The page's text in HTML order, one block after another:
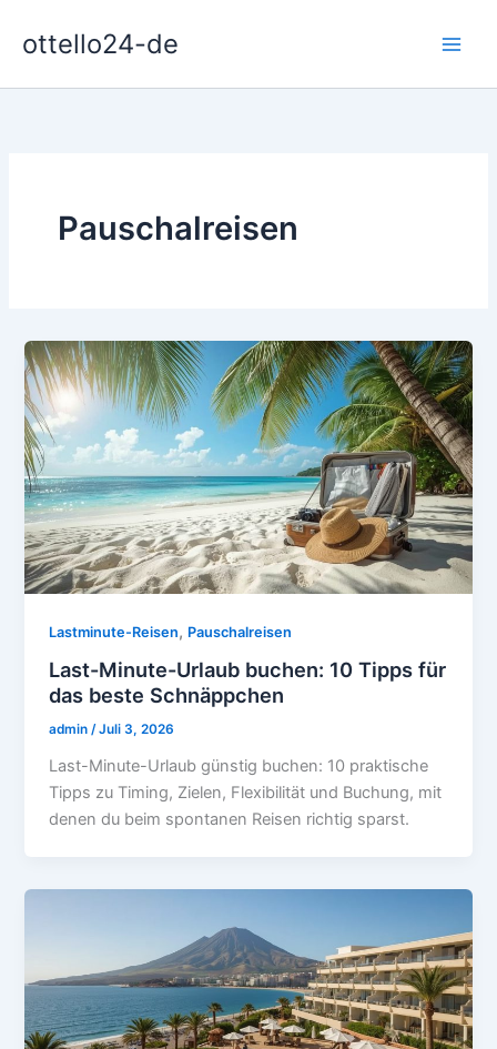
Inhaltottello24-de
Pauschalreisen
Lastminute-Reisen, Pauschalreisen
Last-Minute-Urlaub buchen: 10 Tipps für
das beste Schnäppchen
admin/Juli 3, 2026
Last-Minute-Urlaub günstig buchen: 10 praktische
Tipps zu Timing, Zielen, Flexibilität und Buchung, mit
denen du beim spontanen Reisen richtig sparst.